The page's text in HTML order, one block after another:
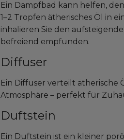
Ein Dampfbad kann helfen,
1–2 Tropfen ätherisches Öl in
inhalieren Sie den
befreiend empfunden.
Diffuser
Ein Diffuser verteilt ätherische
Atmosphäre – perfekt für
Duftstein
Ein Duftstein ist ein kleiner